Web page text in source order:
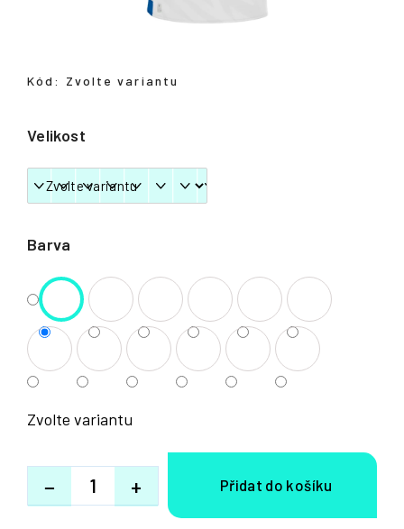
Barva
Velikost
Zvolte variantu
+
−
Kód: Zvolte variantu